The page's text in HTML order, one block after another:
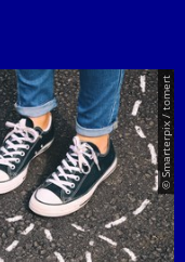
© Smarterpix / tomert